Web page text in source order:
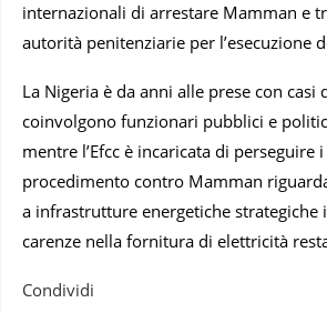
internazionali di arrestare Mamman e
autorità penitenziarie per l’esecuzione
La Nigeria è da anni alle prese con casi
coinvolgono funzionari pubblici e
mentre l’Efcc è incaricata di perseguire
procedimento contro Mamman
a infrastrutture energetiche strategiche
carenze nella fornitura di elettricità
Condividi